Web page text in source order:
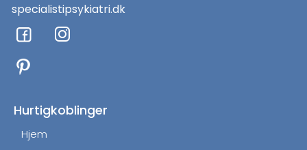
specialistipsykiatri.dk
F
a
c
e
o
k
I
n
g
Hurtigkoblinger
Hjem